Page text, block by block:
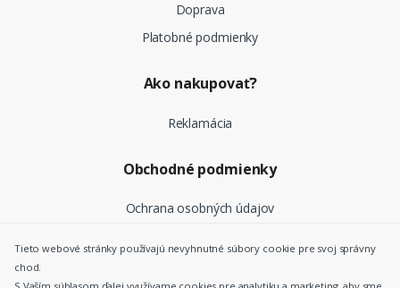
Doprava
Platobné podmienky
Ako nakupovať?
Reklamácia
Obchodné podmienky
Ochrana osobných údajov
©Top Nosiče SK- Všetky práva vyhradené |Nastavenie
Tieto webové stránky používajú nevyhnutné súbory cookie pre svoj správny
chod.